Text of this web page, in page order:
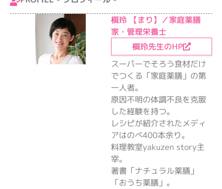
槇玲 【まり】／家庭薬膳
家・管理栄養士
槇玲先生のHP
スーパーでそろう食材だけ
でつくる「家庭薬膳」の第
一人者。
原因不明の体調不良を克服
した経験を持つ。
レシピが紹介されたメディ
アはのべ400本余り。
料理教室yakuzen story主
宰。
著書「ナチュラル薬膳」
「おうち薬膳」。